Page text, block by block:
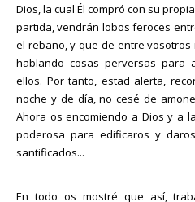
Dios, la cual Él compró con su
partida, vendrán lobos feroces
el rebaño, y que de entre
hablando cosas perversas para
ellos. Por tanto, estad alerta,
noche y de día, no cesé de
Ahora os encomiendo a Dios y a
poderosa para edificaros y
santificados...
En todo os mostré que así,